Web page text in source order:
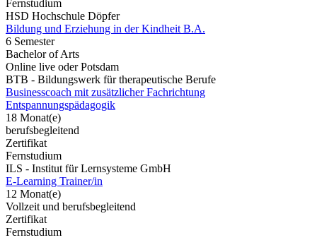
Fernstudium
HSD Hochschule Döpfer
Bildung und Erziehung in der Kindheit B.A.
6 Semester
Bachelor of Arts
Online live oder Potsdam
BTB - Bildungswerk für therapeutische Berufe
Businesscoach mit zusätzlicher Fachrichtung
Entspannungspädagogik
18 Monat(e)
berufsbegleitend
Zertifikat
Fernstudium
ILS - Institut für Lernsysteme GmbH
E-Learning Trainer/in
12 Monat(e)
Vollzeit und berufsbegleitend
Zertifikat
Fernstudium